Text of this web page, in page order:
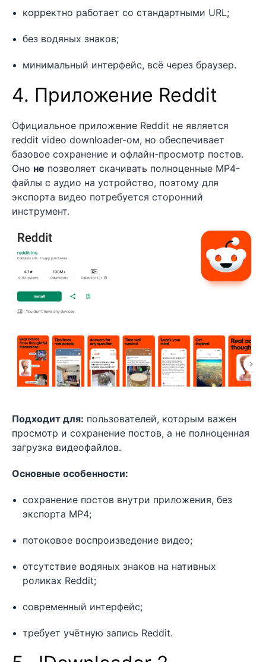
корректно работает со стандартными URL;
без водяных знаков;
минимальный интерфейс, всё через браузер.
4. Приложение Reddit
Официальное приложение Reddit не является
reddit video downloader-ом, но обеспечивает
базовое сохранение и офлайн-просмотр постов.
Оно не позволяет скачивать полноценные MP4-
файлы с аудио на устройство, поэтому для
экспорта видео потребуется сторонний
инструмент.
Подходит для: пользователей, которым важен
просмотр и сохранение постов, а не полноценная
загрузка видеофайлов.
Основные особенности:
сохранение постов внутри приложения, без
экспорта MP4;
потоковое воспроизведение видео;
отсутствие водяных знаков на нативных
роликах Reddit;
современный интерфейс;
требует учётную запись Reddit.